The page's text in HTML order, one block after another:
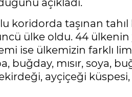
açıkladı.
koridorda taşınan
ülke oldu. 44
ise ülkemizin farklı
buğday, mısır, soya,
ayçiçeği